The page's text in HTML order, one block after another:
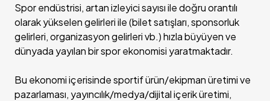
Spor endüstrisi, artan izleyici sayısı ile doğru orantılı
olarak yükselen gelirleri ile (bilet satışları, sponsorluk
gelirleri, organizasyon gelirleri vb.) hızla büyüyen ve
dünyada yayılan bir spor ekonomisi yaratmaktadır.
Bu ekonomi içerisinde sportif ürün/ekipman üretimi ve
pazarlaması, yayıncılık/medya/dijital içerik üretimi,